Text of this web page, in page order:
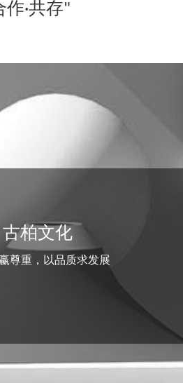
作·共存"
古柏文化
尊重，以品质求发展